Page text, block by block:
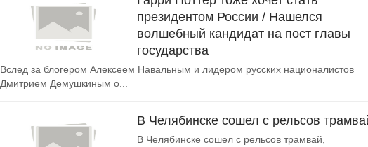
президентом России / Нашелся
волшебный кандидат на пост главы
государства
Вслед за блогером Алексеем Навальным и лидером русских националистов
Дмитрием Демушкиным о...
В Челябинске сошел с рельсов
В Челябинске сошел с рельсов трамвай,